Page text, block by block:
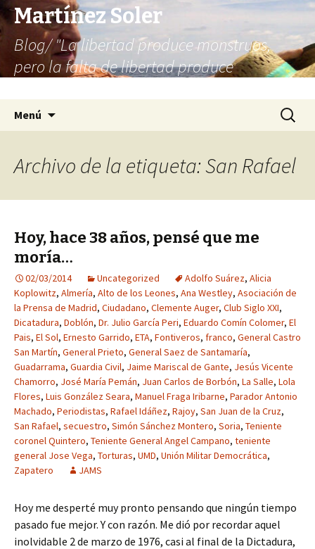
Martínez Soler
Blog/ "La libertad produce monstruos,
pero la falta de libertad produce
Menú Buscar:
Archivo de la etiqueta: San Rafael
Hoy, hace 38 años, pensé que me
moría…
02/03/2014 Uncategorized Adolfo Suárez, Alicia
Koplowitz, Almería, Alto de los Leones, Ana Westley, Asociación de
la Prensa de Madrid, Ciudadano, Clemente Auger, Club Siglo XXI,
Dicatadura, Doblón, Dr. Julio García Peri, Eduardo Comín Colomer, El
Pais, El Sol, Ernesto Garrido, ETA, Fontiveros, franco, General Castro
San Martín, General Prieto, General Saez de Santamaría,
Guadarrama, Guardia Civil, Jaime Mariscal de Gante, Jesús Vicente
Chamorro, José María Pemán, Juan Carlos de Borbón, La Salle, Lola
Flores, Luis González Seara, Manuel Fraga Iribarne, Parador Antonio
Machado, Periodistas, Rafael Idáñez, Rajoy, San Juan de la Cruz,
San Rafael, secuestro, Simón Sánchez Montero, Soria, Teniente
coronel Quintero, Teniente General Angel Campano, teniente
general Jose Vega, Torturas, UMD, Unión Militar Democrática,
Zapatero
JAMS
Hoy me desperté muy pronto pensando que ningún tiempo
pasado fue mejor. Y con razón. Me dió por recordar aquel
inolvidable 2 de marzo de 1976, casi al final de la Dictadura,